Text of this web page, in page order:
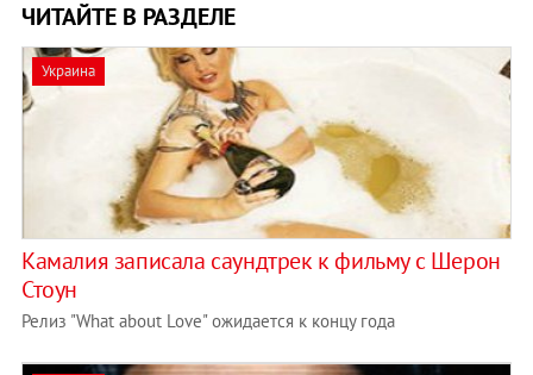
ЧИТАЙТЕ В РАЗДЕЛЕ
Украина
Камалия записала саундтрек к фильму с Шерон
Стоун
Релиз "What about Love" ожидается к концу года